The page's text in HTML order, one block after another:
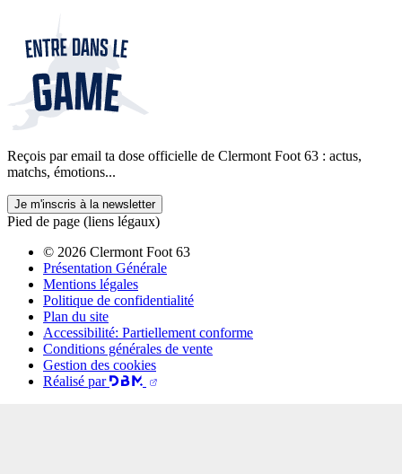
Reçois par email ta dose officielle de Clermont Foot 63 : actus,
matchs, émotions...
Je m'inscris à la newsletter
Pied de page (liens légaux)
© 2026 Clermont Foot 63
Présentation Générale
Mentions légales
Politique de confidentialité
Plan du site
Accessibilité: Partiellement conforme
Conditions générales de vente
Gestion des cookies
Réalisé par